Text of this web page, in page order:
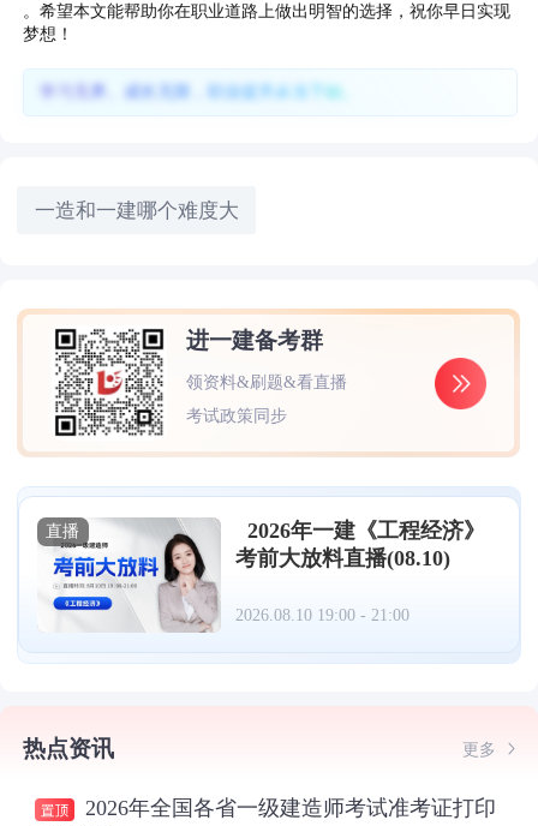
。希望本文能帮助你在职业道路上做出明智的选择，祝你早日实现
梦想！
学习无界、成长无限，职业提升从当下始。
一造和一建哪个难度大
进一建备考群
领资料&刷题&看直播
考试政策同步
直播
2026年一建《工程经济》
考前大放料直播(08.10)
2026.08.10 19:00 - 21:00
热点资讯 更多
2026年全国各省一级建造师考试准考证打印